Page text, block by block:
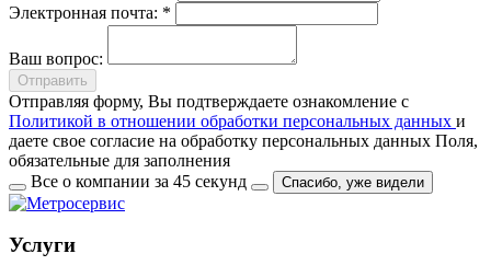
Электронная почта: *
Ваш вопрос:
Отправить
Отправляя форму, Вы подтверждаете ознакомление с
Политикой в отношении обработки персональных данных и
даете свое согласие на обработку персональных данных Поля,
обязательные для заполнения
Все о компании за 45 секунд
Спасибо, уже видели
Услуги